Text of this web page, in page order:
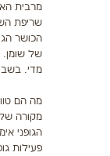
מרבית
שריפת
הכושר
של שומן.
מדי.
מה הם
מקורה
הגופני
פעילות